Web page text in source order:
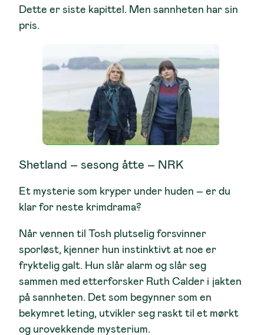
Dette er siste kapittel. Men sannheten har sin
pris.
Shetland – sesong åtte – NRK
Et mysterie som kryper under huden – er du
klar for neste krimdrama?
Når vennen til Tosh plutselig forsvinner
sporløst, kjenner hun instinktivt at noe er
fryktelig galt. Hun slår alarm og slår seg
sammen med etterforsker Ruth Calder i jakten
på sannheten. Det som begynner som en
bekymret leting, utvikler seg raskt til et mørkt
og urovekkende mysterium.